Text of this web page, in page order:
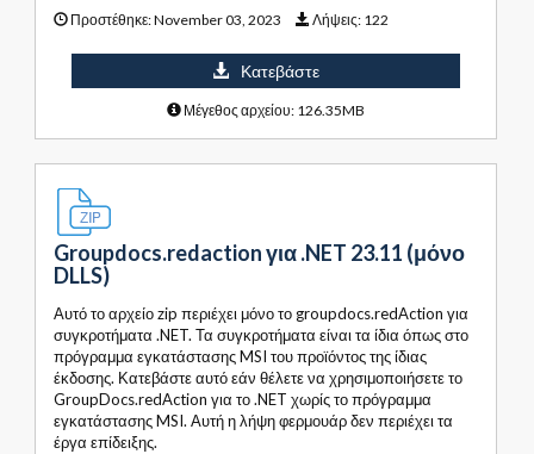
Προστέθηκε:November 03, 2023 Λήψεις: 122
Κατεβάστε
Μέγεθος αρχείου: 126.35MB
Groupdocs.redaction για .NET 23.11 (μόνο
DLLS)
Αυτό το αρχείο zip περιέχει μόνο το groupdocs.redAction για
συγκροτήματα .NET. Τα συγκροτήματα είναι τα ίδια όπως στο
πρόγραμμα εγκατάστασης MSI του προϊόντος της ίδιας
έκδοσης. Κατεβάστε αυτό εάν θέλετε να χρησιμοποιήσετε το
GroupDocs.redAction για το .NET χωρίς το πρόγραμμα
εγκατάστασης MSI. Αυτή η λήψη φερμουάρ δεν περιέχει τα
έργα επίδειξης.